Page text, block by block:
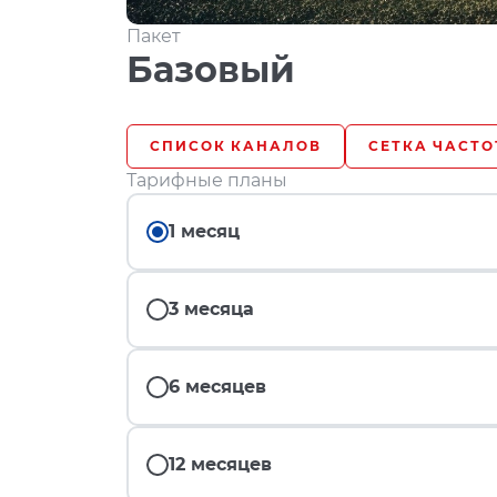
Пакет
Базовый
СПИСОК КАНАЛОВ СЕТКА
Тарифные планы
1 месяц
3 месяца
6 месяцев
12 месяцев